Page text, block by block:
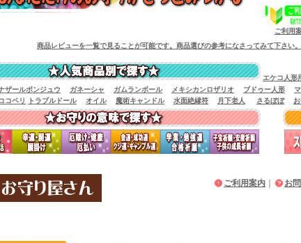
ご利用
ューを一覧で見ることが可能です。商品選びの参考になさってみて下さい。
エケコ人形
ザールボンジュウ ガネーシャ ガムランボール メキシカンロザリオ ブドゥー人形
コペリ トラブルドール オイル 魔術キャンドル 水面絶縁符 月下老人 さるぼぼ
ご利用案内 お